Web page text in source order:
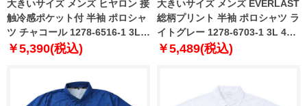
大きいサイズ メンズ ヒヤロン 接
触冷感ポケット付 半袖 ポロシャ
ツ チャコール 1278-6516-1 3L
4L 5L 6L 7L 8L
￥5,390(税込)
大きいサイズ メンズ EVERLAST
総柄プリント 半袖 ポロシャツ ラ
イトグレー 1278-6703-1 3L 4L
5L 6L
￥5,489(税込)